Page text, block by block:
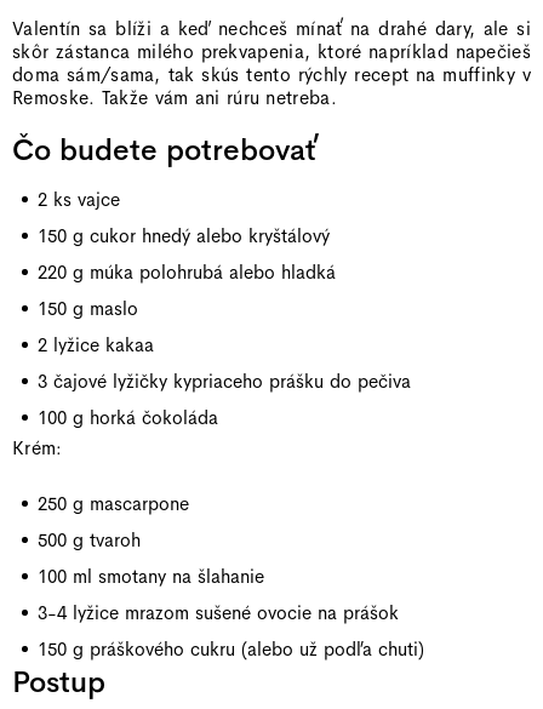
Valentín sa blíži a keď nechceš mínať na drahé dary, ale si
skôr zástanca milého prekvapenia, ktoré napríklad napečieš
doma sám/sama, tak skús tento rýchly recept na muffinky v
Remoske. Takže vám ani rúru netreba.
Čo budete potrebovať
2 ks vajce
150 g cukor hnedý alebo kryštálový
220 g múka polohrubá alebo hladká
150 g maslo
2 lyžice kakaa
3 čajové lyžičky kypriaceho prášku do pečiva
100 g horká čokoláda
Krém:
250 g mascarpone
500 g tvaroh
100 ml smotany na šlahanie
3-4 lyžice mrazom sušené ovocie na prášok
150 g práškového cukru (alebo už podľa chuti)
Postup